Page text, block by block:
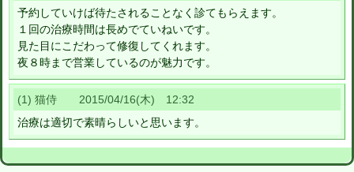
予約していけば待たされることなく診てもらえます。
１回の治療時間は長めでていねいです。
見た目にこだわって修復してくれます。
夜８時まで営業しているのが魅力です。
(1) 猫侍 2015/04/16(木) 12:32
治療は適切で素晴らしいと思います。